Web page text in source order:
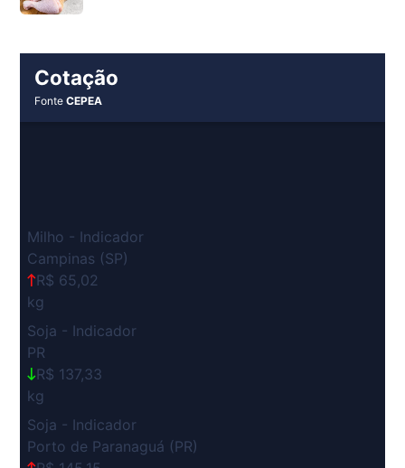
Cotação
FonteCEPEA
Milho - Indicador
Campinas (SP)
R$ 65,02
kg
Soja - Indicador
PR
R$ 137,33
kg
Soja - Indicador
Porto de Paranaguá (PR)